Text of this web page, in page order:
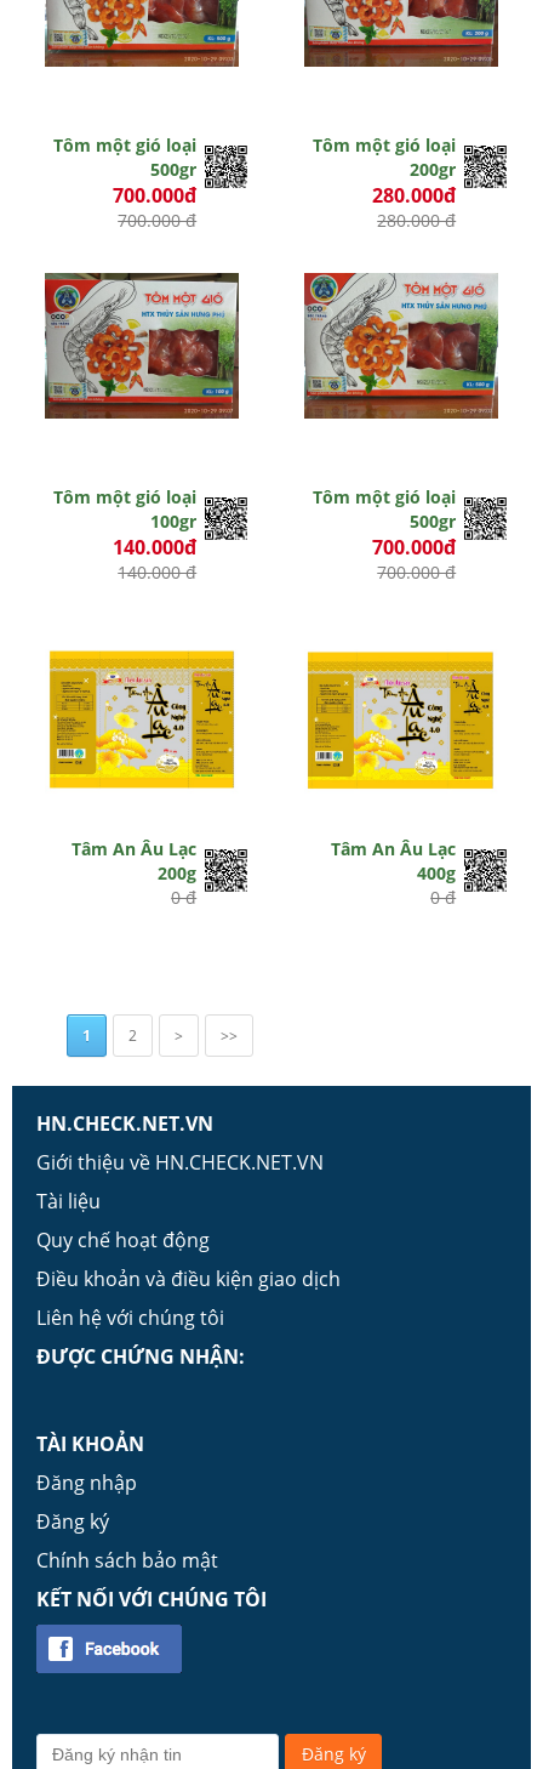
Tôm một gió loại
500gr
700.000đ
700.000 đ
Tôm một gió loại
200gr
280.000đ
280.000 đ
Tôm một gió loại
100gr
140.000đ
140.000 đ
Tôm một gió loại
500gr
700.000đ
700.000 đ
Tâm An Âu Lạc
200g
0 đ
Tâm An Âu Lạc
400g
0 đ
1 2 > >>
HN.CHECK.NET.VN
Giới thiệu về HN.CHECK.NET.VN
Tài liệu
Quy chế hoạt động
Điều khoản và điều kiện giao dịch
Liên hệ với chúng tôi
ĐƯỢC CHỨNG NHẬN:
TÀI KHOẢN
Đăng nhập
Đăng ký
Chính sách bảo mật
KẾT NỐI VỚI CHÚNG TÔI